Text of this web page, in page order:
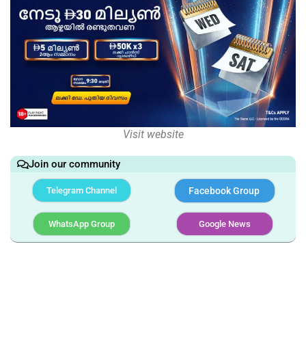
Visit website
Join our community
Telegram Channel Facebook Group
WhatsApp Group Google News